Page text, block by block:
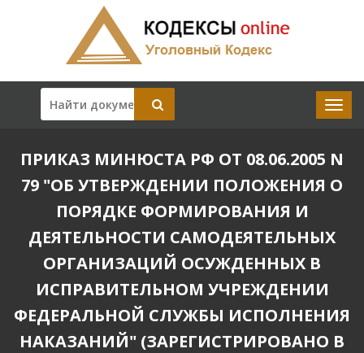
ПРИКАЗ МИНЮСТА РФ ОТ 08.06.2005 N
79 "ОБ УТВЕРЖДЕНИИ ПОЛОЖЕНИЯ О
ПОРЯДКЕ ФОРМИРОВАНИЯ И
ДЕЯТЕЛЬНОСТИ САМОДЕЯТЕЛЬНЫХ
ОРГАНИЗАЦИЙ ОСУЖДЕННЫХ В
ИСПРАВИТЕЛЬНОМ УЧРЕЖДЕНИИ
ФЕДЕРАЛЬНОЙ СЛУЖБЫ ИСПОЛНЕНИЯ
НАКАЗАНИЙ" (ЗАРЕГИСТРИРОВАНО В